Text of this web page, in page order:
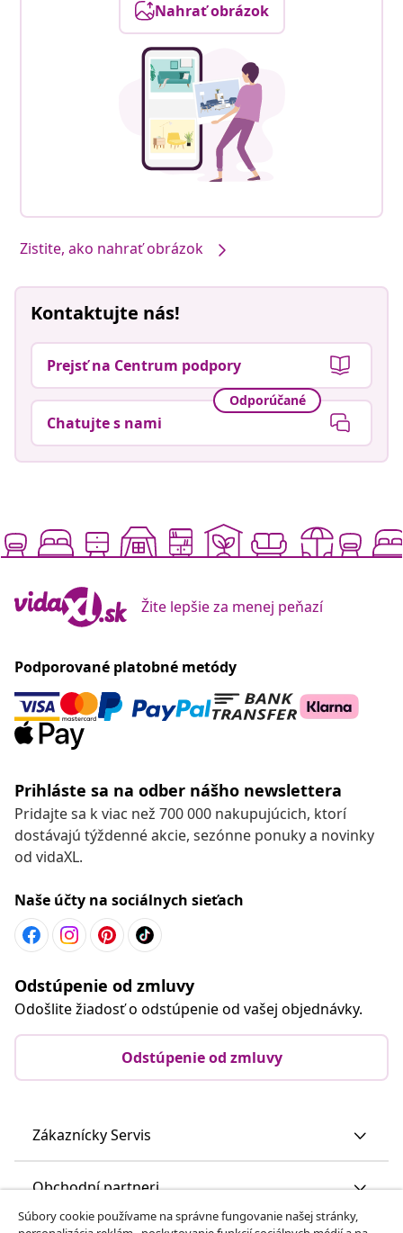
Nahrať obrázok
Zistite, ako nahrať obrázok
Kontaktujte nás!
Prejsť na Centrum podpory
Odporúčané
Chatujte s nami
Žite lepšie za menej peňazí
Podporované platobné metódy
Prihláste sa na odber nášho newslettera
Pridajte sa k viac než 700 000 nakupujúcich, ktorí
dostávajú týždenné akcie, sezónne ponuky a novinky
od vidaXL.
Naše účty na sociálnych sieťach
Odstúpenie od zmluvy
Odošlite žiadosť o odstúpenie od vašej objednávky.
Odstúpenie od zmluvy
Zákaznícky Servis
Obchodní partneri
Súbory cookie používame na správne fungovanie našej stránky,